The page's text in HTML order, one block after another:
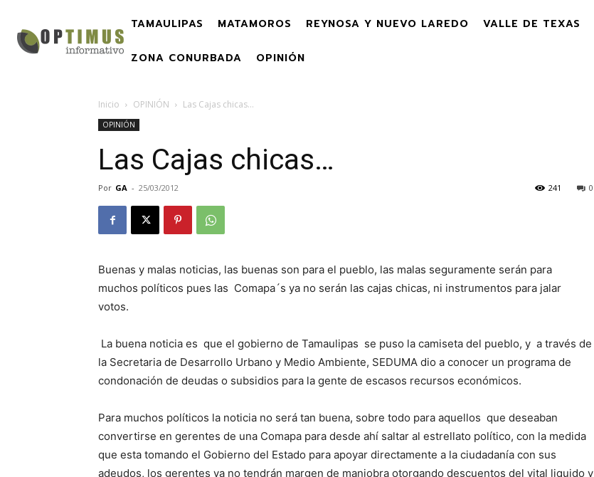
TAMAULIPAS MATAMOROS REYNOSA Y NUEVO LAREDO VALLE DE TEXAS
ZONA CONURBADA OPINIÓN
Inicio OPINIÓN Las Cajas chicas…
OPINIÓN
Las Cajas chicas…
Por GA - 25/03/2012 0
241
Buenas y malas noticias, las buenas son para el pueblo, las malas seguramente serán para
muchos políticos pues las Comapa´s ya no serán las cajas chicas, ni instrumentos para jalar
votos.
La buena noticia es que el gobierno de Tamaulipas se puso la camiseta del pueblo, y a través de
la Secretaria de Desarrollo Urbano y Medio Ambiente, SEDUMA dio a conocer un programa de
condonación de deudas o subsidios para la gente de escasos recursos económicos.
Para muchos políticos la noticia no será tan buena, sobre todo para aquellos que deseaban
convertirse en gerentes de una Comapa para desde ahí saltar al estrellato político, con la medida
que esta tomando el Gobierno del Estado para apoyar directamente a la ciudadanía con sus
adeudos, los gerentes ya no tendrán margen de maniobra otorgando descuentos del vital liquido y